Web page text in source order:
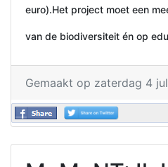
euro).Het project moet een
van de biodiversiteit én op
Gemaakt op zaterdag 4